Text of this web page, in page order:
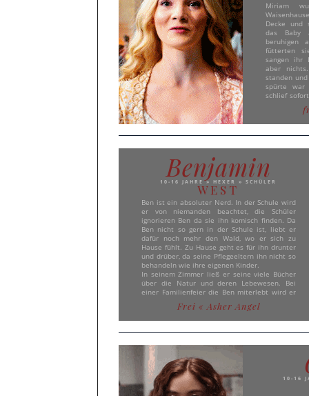
Miriam
Decke und
das Baby
beruhigen
fütterten
sangen ihr
aber
standen
spürte
schlief
Miriam,
älter
als alle
wurde
auf der
das mit
sprach sie
außerdem
Benjamin
10-16 JAHRE » HEXER » SCHÜLER
WEST
Ben ist ein absoluter Nerd. In der Schule wird
er von niemanden beachtet, die Schüler
ignorieren Ben da sie ihn komisch finden. Da
Ben nicht so gern in der Schule ist, liebt er
dafür noch mehr den Wald, wo er sich zu
Hause fühlt. Zu Hause geht es für ihn drunter
und drüber, da seine Pflegeeltern ihn nicht so
behandeln wie ihre eigenen Kinder.
In seinem Zimmer ließ er seine viele Bücher
über die Natur und deren Lebewesen. Bei
einer Familienfeier die Ben miterlebt wird er
wie immer weniger beachtet und hält sich im
Hintergrund. Als seine Cousin aber gefallen
daran finden, den Jungen zu ärgern, versucht
sein älterer Cousin ihn in die Seite tritt, wird
es Ben zu viel und beginnt zu schreien und
schleudert ihn gegen die Wand. Dort bleibt er
liegen, bis deren Brüder zu den Eltern rennen
und erzählen, was Ben getan hat. Ben wird am
selben Abend noch weggebracht. Catarina, die
Frei « Asher Angel
10-16